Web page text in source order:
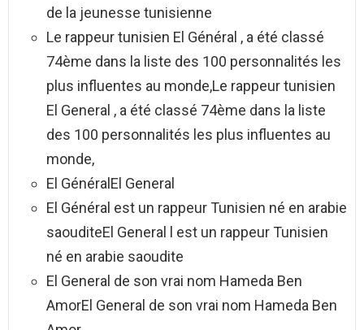
de la jeunesse tunisienne
Le rappeur tunisien El Général , a été classé
74ème dans la liste des 100 personnalités les
plus influentes au monde,Le rappeur tunisien
El General , a été classé 74ème dans la liste
des 100 personnalités les plus influentes au
monde,
El GénéralEl General
El Général est un rappeur Tunisien né en arabie
saouditeEl General l est un rappeur Tunisien
né en arabie saoudite
El General de son vrai nom Hameda Ben
AmorEl General de son vrai nom Hameda Ben